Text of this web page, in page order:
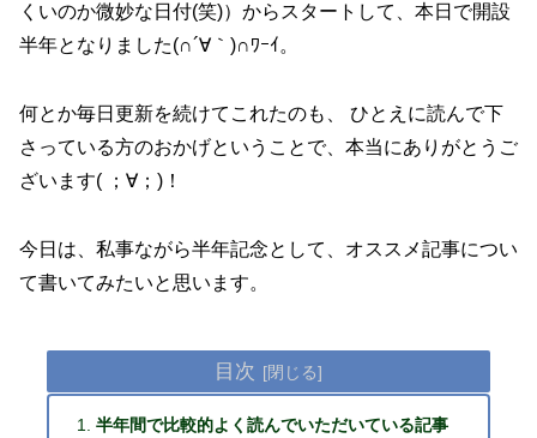
くいのか微妙な日付(笑)）からスタートして、本日で開設
半年となりました(∩´∀｀)∩ﾜｰｲ。
何とか毎日更新を続けてこれたのも、 ひとえに読んで下
さっている方のおかげということで、本当にありがとうご
ざいます( ；∀；)！
今日は、私事ながら半年記念として、オススメ記事につい
て書いてみたいと思います。
目次
半年間で比較的よく読んでいただいている記事